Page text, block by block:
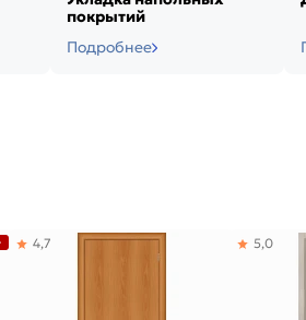
покрытий
Подробнее
4,7 5,0